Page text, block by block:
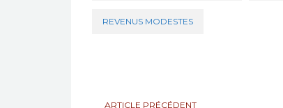
REVENUS MODESTES
ARTICLE PRÉCÉDENT